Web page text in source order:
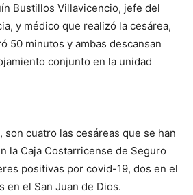
Bustillos Villavicencio, jefe del
y médico que realizó la cesárea,
50 minutos y ambas descansan
conjunto en la unidad
son cuatro las cesáreas que se han
la Caja Costarricense de Seguro
positivas por covid-19, dos en el
en el San Juan de Dios.